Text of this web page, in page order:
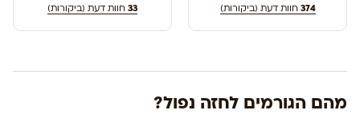
374 חוות דעת (ביקורות) 33 חוות דעת (ביקורות)
מהם הגורמים לחזה נפול?